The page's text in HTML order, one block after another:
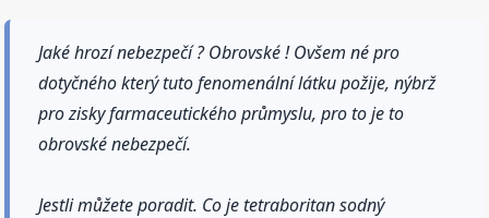
Jaké hrozí nebezpečí ? Obrovské ! Ovšem né pro
dotyčného který tuto fenomenální látku požije, nýbrž
pro zisky farmaceutického průmyslu, pro to je to
obrovské nebezpečí.
Jestli můžete poradit. Co je tetraboritan sodný